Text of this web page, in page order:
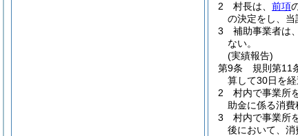
2
村長は、 前項
の決定をし、当
3
補助事業者は
ない。
(実績報告)
第9条
規則第11
算して30日を
2
村内で事業所
助金に係る消
3
村内で事業所
後において、